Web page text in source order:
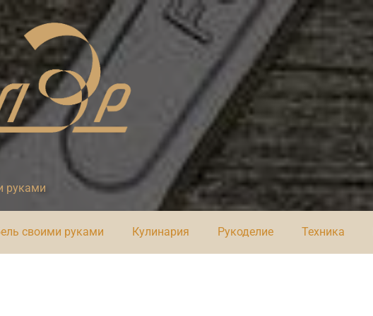
руками
своими руками Кулинария Рукоделие Техника